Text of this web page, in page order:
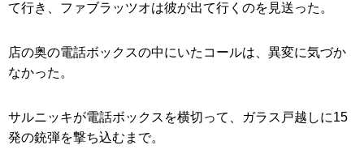
て行き、ファブラッツオは彼が出て行くのを見送った。
店の奥の電話ボックスの中にいたコールは、異変に気づか
なかった。
サルニッキが電話ボックスを横切って、ガラス戸越しに15
発の銃弾を撃ち込むまで。